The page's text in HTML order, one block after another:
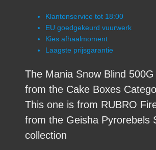
Klantenservice tot 18:00
EU goedgekeurd vuurwerk
Kies afhaalmoment
Laagste prijsgarantie
The Mania Snow Blind
from the Cake Boxes
This one is from RUBRO
from the Geisha Pyrorebels
collection